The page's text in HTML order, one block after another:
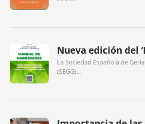
Nueva edición del
La Sociedad Española de
(SEGG)...